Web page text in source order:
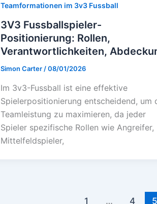
Teamformationen im 3v3 Fussball
3V3 Fussballspieler-
Positionierung: Rollen,
Verantwortlichkeiten,
Simon Carter /08/01/2026
Im 3v3-Fussball ist eine effektive
Spielerpositionierung entscheidend, um
Teamleistung zu maximieren, da jeder
Spieler spezifische Rollen wie Angreifer,
Mittelfeldspieler,
1 … 4 5